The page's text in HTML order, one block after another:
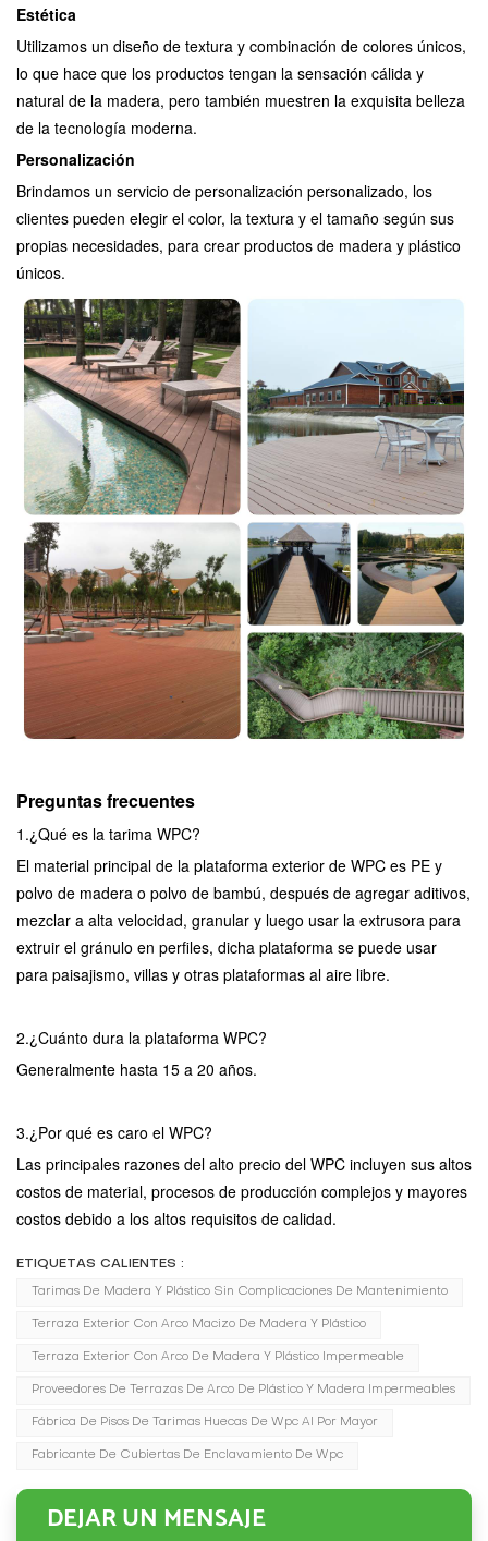
Estética
Utilizamos un diseño de textura y combinación de colores únicos,
lo que hace que los productos tengan la sensación cálida y
natural de la madera, pero también muestren la exquisita belleza
de la tecnología moderna.
Personalización
Brindamos un servicio de personalización personalizado, los
clientes pueden elegir el color, la textura y el tamaño según sus
propias necesidades, para crear productos de madera y plástico
únicos.
Preguntas frecuentes
1.¿Qué es la tarima WPC?
El material principal de la plataforma exterior de WPC es PE y
polvo de madera o polvo de bambú, después de agregar aditivos,
mezclar a alta velocidad, granular y luego usar la extrusora para
extruir el gránulo en perfiles, dicha plataforma se puede usar
para paisajismo, villas y otras plataformas al aire libre.
2.¿Cuánto dura la plataforma WPC?
Generalmente hasta 15 a 20 años.
3.¿Por qué es caro el WPC?
Las principales razones del alto precio del WPC incluyen sus altos
costos de material, procesos de producción complejos y mayores
costos debido a los altos requisitos de calidad.
ETIQUETAS CALIENTES :
Tarimas De Madera Y Plástico Sin Complicaciones De Mantenimiento
Terraza Exterior Con Arco Macizo De Madera Y Plástico
Terraza Exterior Con Arco De Madera Y Plástico Impermeable
Proveedores De Terrazas De Arco De Plástico Y Madera Impermeables
Fábrica De Pisos De Tarimas Huecas De Wpc Al Por Mayor
Fabricante De Cubiertas De Enclavamiento De Wpc
DEJAR UN MENSAJE